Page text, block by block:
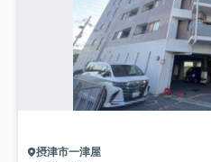
摂津市一津屋